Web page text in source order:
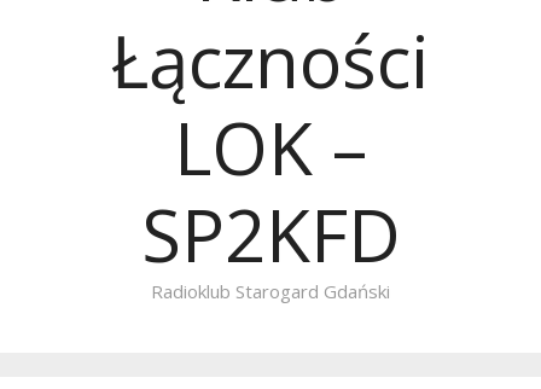
Łączności
LOK –
SP2KFD
Radioklub Starogard Gdański